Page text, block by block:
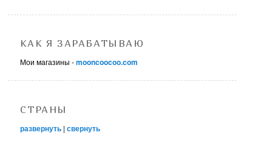
КАК Я ЗАРАБАТЫВАЮ
Мои магазины -mooncoocoo.com
СТРАНЫ
развернуть |свернуть